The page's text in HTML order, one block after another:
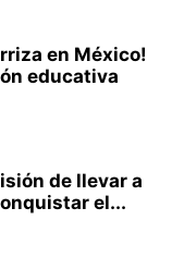
en México!
educativa
de llevar a
el...